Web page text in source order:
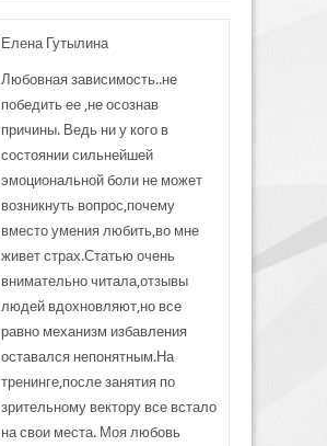
Елена Гутылина
Любовная зависимость..не
победить ее ,не осознав
причины. Ведь ни у кого в
состоянии сильнейшей
эмоциональной боли не может
возникнуть вопрос,почему
вместо умения любить,во мне
живет страх.Статью очень
внимательно читала,отзывы
людей вдохновляют,но все
равно механизм избавления
оставался непонятным.На
тренинге,после занятия по
зрительному вектору все встало
на свои места. Моя любовь